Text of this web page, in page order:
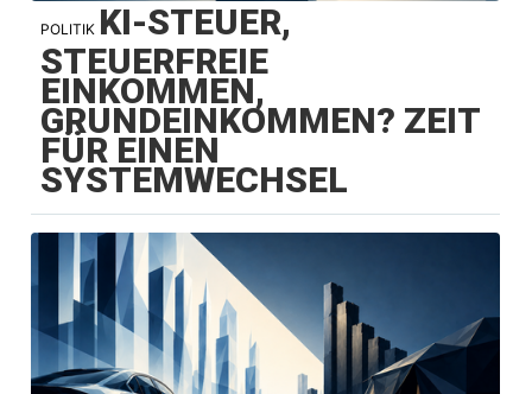
POLITIK KI-STEUER,
STEUERFREIE
EINKOMMEN,
GRUNDEINKOMMEN? ZEIT
FÜR EINEN
SYSTEMWECHSEL